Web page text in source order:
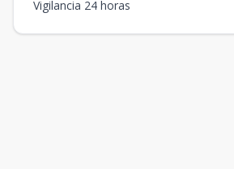
Vigilancia 24 horas